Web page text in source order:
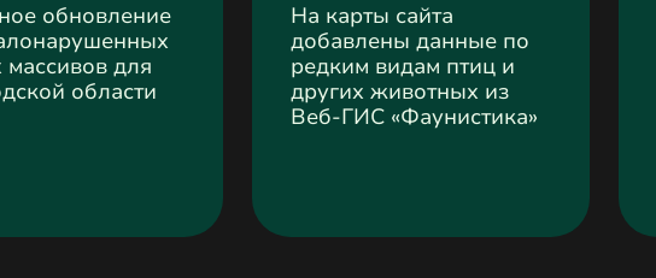
обновление
для
области
На карты сайта
добавлены данные по
редким видам птиц и
других животных из
Веб-ГИС «Фаунистика»